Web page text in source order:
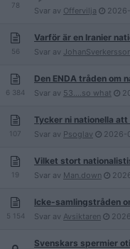
78
Svar av Offervilja
56
Varför är en Iranier
Svar av JohanSverkersson
6 384
Den ENDA tråden om
Svar av 53....so what
107
Tycker ni nationella
Svar av Psoglav 2026-
19
Vilket stort
Svar av Man.down
5 154
Icke-samlingstråden
Svar av Avsiktaren
Svenskars spermier